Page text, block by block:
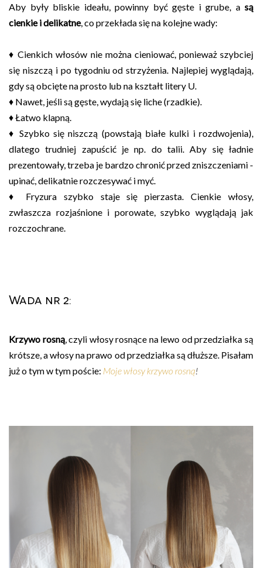
Aby były bliskie ideału, powinny być gęste i grube, a są
cienkie i delikatne, co przekłada się na kolejne wady:
♦ Cienkich włosów nie można cieniować, ponieważ szybciej
się niszczą i po tygodniu od strzyżenia. Najlepiej wyglądają,
gdy są obcięte na prosto lub na kształt litery U.
♦ Nawet, jeśli są gęste, wydają się liche (rzadkie).
♦ Łatwo klapną.
♦ Szybko się niszczą (powstają białe kulki i rozdwojenia),
dlatego trudniej zapuścić je np. do talii. Aby się ładnie
prezentowały, trzeba je bardzo chronić przed zniszczeniami -
upinać, delikatnie rozczesywać i myć.
♦ Fryzura szybko staje się pierzasta. Cienkie włosy,
zwłaszcza rozjaśnione i porowate, szybko wyglądają jak
rozczochrane.
Wada nr 2:
Krzywo rosną, czyli włosy rosnące na lewo od przedziałka są
krótsze, a włosy na prawo od przedziałka są dłuższe. Pisałam
już o tym w tym poście: Moje włosy krzywo rosną!